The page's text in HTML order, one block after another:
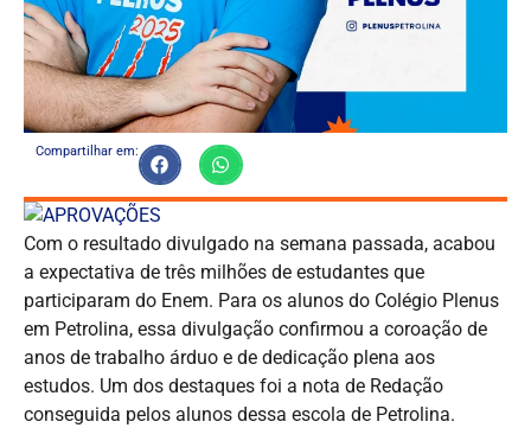
Compartilhar em:
Com o resultado divulgado na semana passada, acabou
a expectativa de três milhões de estudantes que
participaram do Enem. Para os alunos do Colégio Plenus
em Petrolina, essa divulgação confirmou a coroação de
anos de trabalho árduo e de dedicação plena aos
estudos. Um dos destaques foi a nota de Redação
conseguida pelos alunos dessa escola de Petrolina.